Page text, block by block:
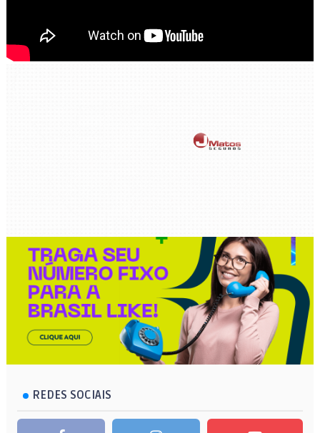
REDES SOCIAIS